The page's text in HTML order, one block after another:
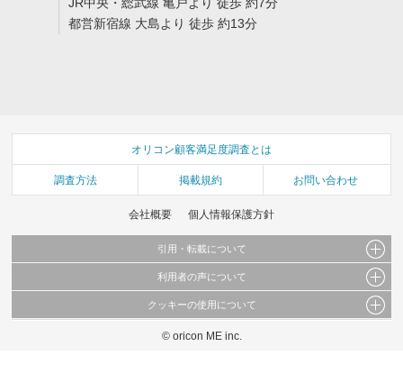
都営新宿線 大島より 徒歩 約13分
オリコン顧客満足度調査とは
調査方法 掲載規約 お問い合わせ
会社概要 個人情報保護方針
引用・転載について
当サイトで公開されている情報（文字、写真、イラスト、画像データ等）及びこれらの配
これらの情報を権利者の許可なく無断転載・複製などの二次利用を行うことは固く禁じて
利用者の声について
当サイトに掲載している内容はすべてサービスの利用者が提出された見解・感想です。
弊社の見解・ 意見ではないことをご理解いただいた上でご覧ください。
クッキーの使用について
このサイトでは Cookie を使用して、ユーザーに合わせたコンテンツや広告の表示、ソー
© oricon ME inc.